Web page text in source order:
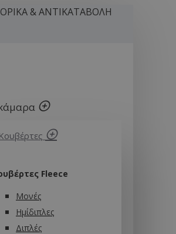
& ΑΝΤΙΚΑΤΑΒΟΛΗ
Κουβέρτες
Fleece
Μονές
Ημίδιπλες
Διπλές